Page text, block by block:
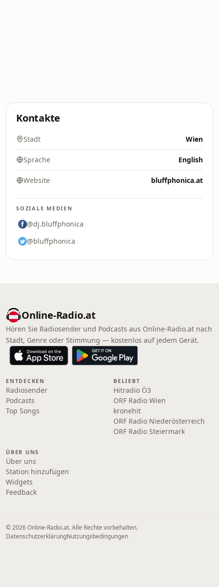
Kontakte
Stadt Wien
Sprache English
Website bluffphonica.at
SOZIALE MEDIEN
@dj.bluffphonica
@bluffphonica
Online‑Radio.at
Hören Sie Radiosender und Podcasts aus Online‑Radio.at nach
Stadt, Genre oder Stimmung — kostenlos auf jedem Gerät.
ENTDECKEN
Radiosender
Podcasts
Top Songs
BELIEBT
Hitradio Ö3
ORF Radio Wien
kronehit
ORF Radio Niederösterreich
ORF Radio Steiermark
ÜBER UNS
Über uns
Station hinzufügen
Widgets
Feedback
© 2026 Online‑Radio.at. Alle Rechte vorbehalten.
DatenschutzerklärungNutzungsbedingungen